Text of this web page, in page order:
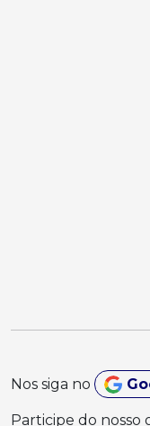
Nos siga no
Participe do nosso